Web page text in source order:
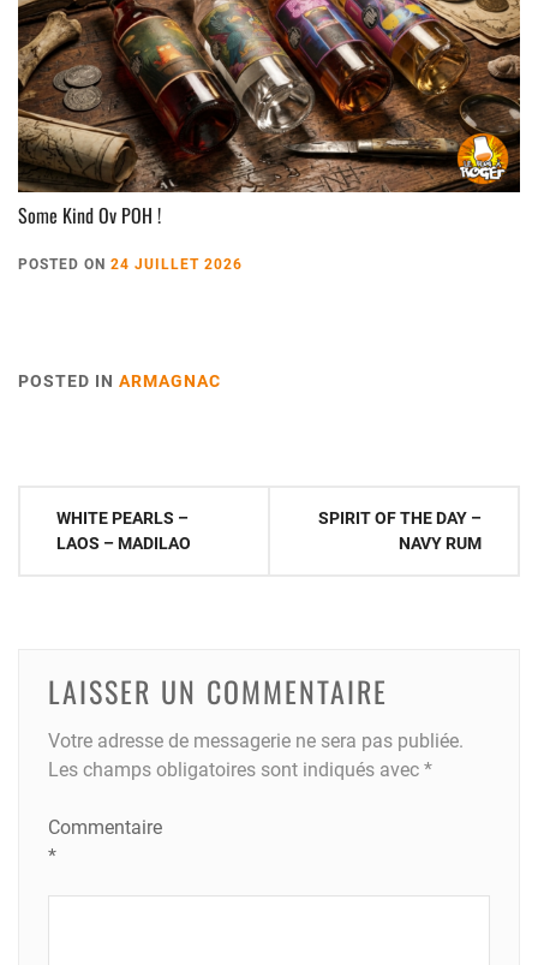
Some Kind Ov POH !
POSTED ON 24 JUILLET 2026
POSTED IN ARMAGNAC
Navigation
WHITE PEARLS –
LAOS – MADILAO
SPIRIT OF THE DAY –
NAVY RUM
LAISSER UN COMMENTAIRE
Votre adresse de messagerie ne sera pas publiée.
Les champs obligatoires sont indiqués avec *
Commentaire
*